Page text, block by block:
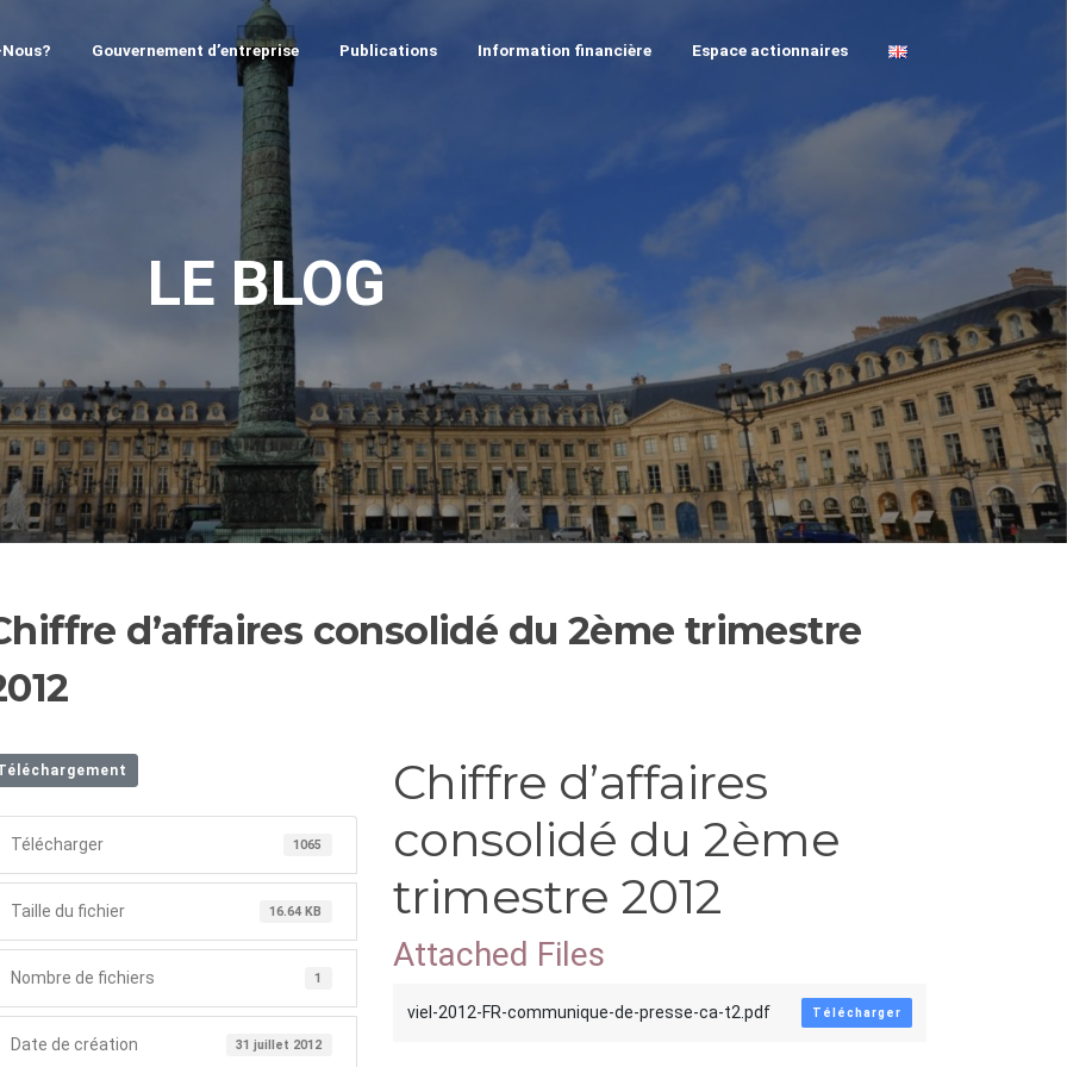
Gouvernement d’entreprise Publications Information financière Espace actionnaires
LE BLOG
d’affaires consolidé du 2ème trimestre
Télécharger 1065
Taille du fichier 16.64 KB
Nombre de fichiers 1
Date de création 31 juillet 2012
Chiffre d’affaires
consolidé du 2ème
trimestre 2012
Attached Files
viel-2012-FR-communique-de-presse-ca-t2.pdf Télécharger